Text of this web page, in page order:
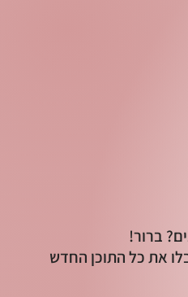
ברור!
את כל התוכן החדש